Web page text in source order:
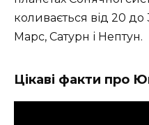
коливається від 20
Марс, Сатурн і Нептун.
Цікаві факти про